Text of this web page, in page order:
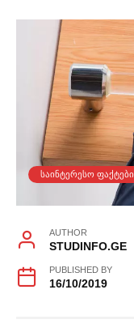
ᲡᲐᲘᲜᲢᲔᲠᲔᲡᲝ ᲤᲐᲥᲢᲔᲑᲘ
AUTHOR
STUDINFO.GE
PUBLISHED BY
16/10/2019